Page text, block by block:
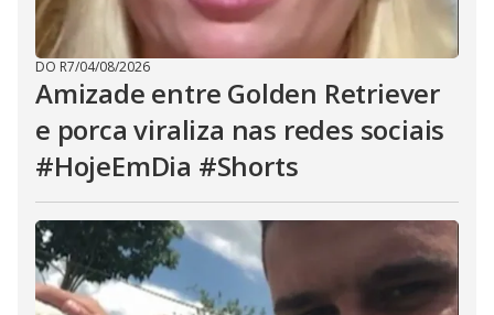
DO R7/04/08/2026
Amizade entre Golden Retriever
e porca viraliza nas redes sociais
#HojeEmDia #Shorts